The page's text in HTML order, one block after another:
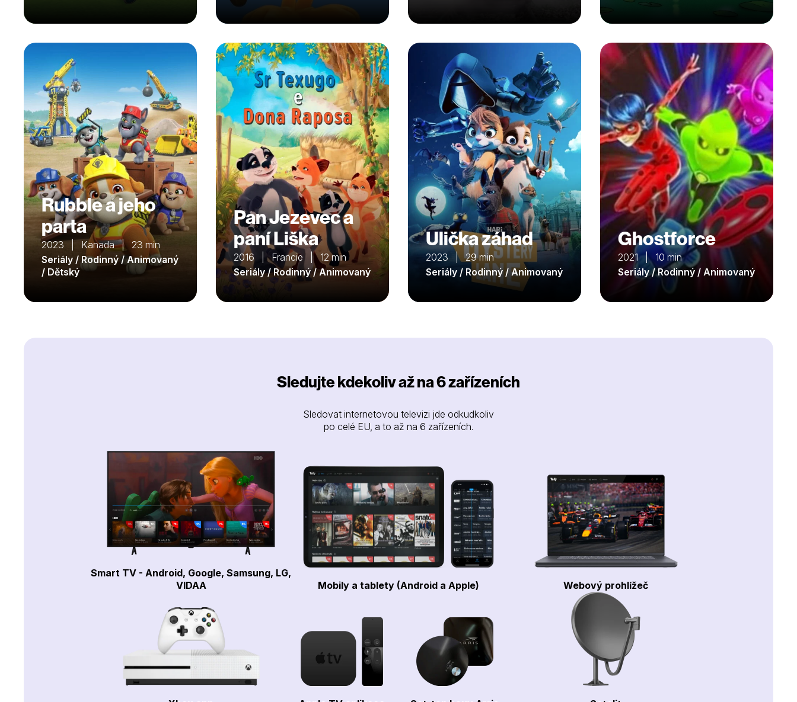
Rubble a jeho
parta
2023 | Kanada | 23 min
Seriály / Rodinný / Animovaný
/ Dětský
Pan Jezevec a
paní Liška
2016 | Francie | 12 min
Seriály / Rodinný / Animovaný
Ulička záhad
2023 | 29 min
Seriály / Rodinný / Animovaný
Ghostforce
2021 | 10 min
Seriály / Rodinný / Animovaný
Sledujte kdekoliv až na 6 zařízeních
Sledovat internetovou televizi jde odkudkoliv
po celé EU, a to až na 6 zařízeních.
Smart TV - Android, Google, Samsung, LG,
VIDAA
Mobily a tablety (Android a Apple) Webový prohlížeč